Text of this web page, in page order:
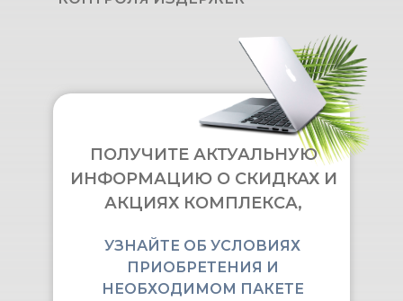
ПОЛУЧИТЕ АКТУАЛЬНУЮ
ИНФОРМАЦИЮ О СКИДКАХ И
АКЦИЯХ КОМПЛЕКСА,
УЗНАЙТЕ ОБ УСЛОВИЯХ
ПРИОБРЕТЕНИЯ И
НЕОБХОДИМОМ ПАКЕТЕ